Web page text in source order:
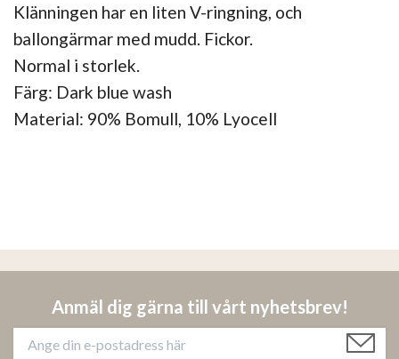
Klänningen har en liten V-ringning, och
ballongärmar med mudd. Fickor.
Normal i storlek.
Färg: Dark blue wash
Material: 90% Bomull, 10% Lyocell
Anmäl dig gärna till vårt nyhetsbrev!